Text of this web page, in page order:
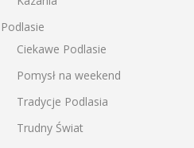
Podlasie
Ciekawe Podlasie
Pomysł na weekend
Tradycje Podlasia
Trudny Świat